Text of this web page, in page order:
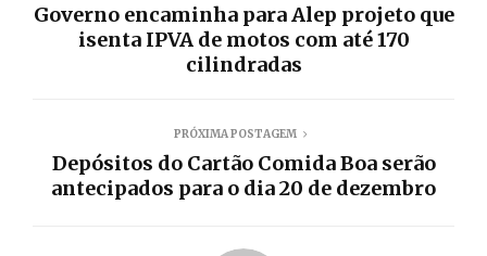
Governo encaminha para Alep projeto que
isenta IPVA de motos com até 170
cilindradas
PRÓXIMA POSTAGEM
Depósitos do Cartão Comida Boa serão
antecipados para o dia 20 de dezembro